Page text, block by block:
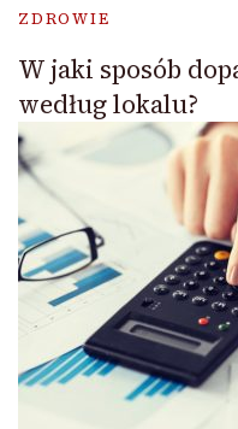
ZDROWIE
W jaki sposób
według lokalu?